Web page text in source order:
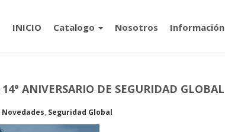
INICIO Catalogo Nosotros Información
14° ANIVERSARIO DE SEGURIDAD GLOBAL
Novedades, Seguridad Global